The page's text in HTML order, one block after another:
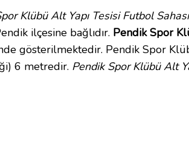
Klübü Alt Yapı Tesisi Futbol Sahası
ilçesine bağlıdır. Pendik Spor
gösterilmektedir. Pendik Spor
6 metredir. Pendik Spor Klübü Alt